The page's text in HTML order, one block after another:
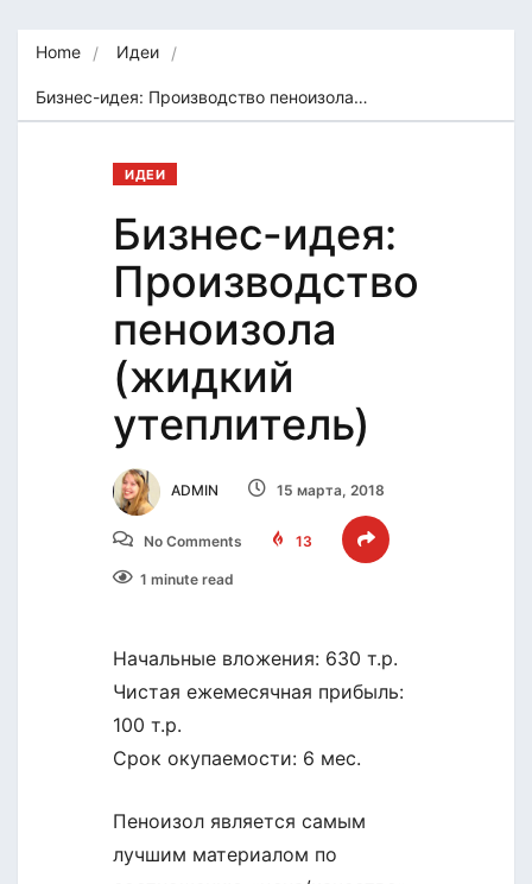
Home Идеи
Бизнес-идея: Производство пеноизола…
ИДЕИ
Бизнес-идея:
Производство
пеноизола
(жидкий
утеплитель)
ADMIN 15 марта, 2018
No Comments 13
1 minute read
Начальные вложения: 630 т.р.
Чистая ежемесячная прибыль:
100 т.р.
Срок окупаемости: 6 мес.
Пеноизол является самым
лучшим материалом по